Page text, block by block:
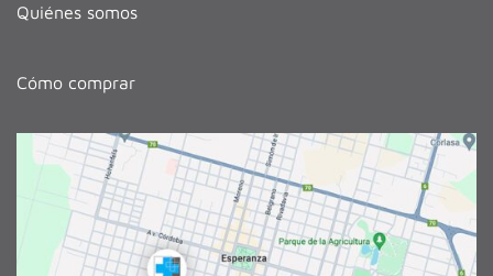
Quiénes somos
Cómo comprar